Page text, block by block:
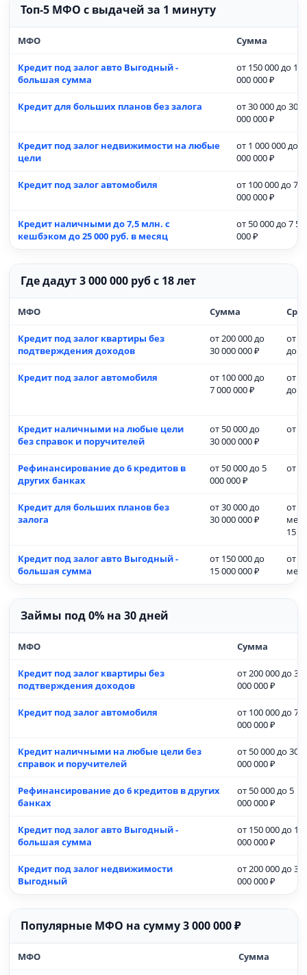
Топ-5 МФО с выдачей за 1 минуту
МФО Сумма
Кредит под залог авто Выгодный -
большая сумма
от 150 000 до 15
000 000 ₽
Кредит для больших планов без залога
от 30 000 до 30
000 000 ₽
Кредит под залог недвижимости на любые
цели
от 1 000 000 до
000 000 ₽
Кредит под залог автомобиля
от 100 000 до 7
000 000 ₽
Кредит наличными до 7,5 млн. с
кешбэком до 25 000 руб. в месяц
от 50 000 до 7
000 ₽
Где дадут 3 000 000 руб с 18 лет
МФО Сумма
Кредит под залог квартиры без
подтверждения доходов
от 200 000 до
30 000 000 ₽
от 3
до
Кредит под залог автомобиля
от 100 000 до
7 000 000 ₽
от 3
до 7
Кредит наличными на любые цели
без справок и поручителей
от 50 000 до
30 000 000 ₽
от 1
Рефинансирование до 6 кредитов в
других банках
от 50 000 до 5
000 000 ₽
от 1
Кредит для больших планов без
залога
от 30 000 до
30 000 000 ₽
от
15
Кредит под залог авто Выгодный -
большая сумма
от 150 000 до
15 000 000 ₽
от
Займы под 0% на 30 дней
МФО Сумма
Кредит под залог квартиры без
подтверждения доходов
от 200 000 до 30
000 000 ₽
Кредит под залог автомобиля
от 100 000 до 7
000 000 ₽
Кредит наличными на любые цели без
справок и поручителей
от 50 000 до 30
000 000 ₽
Рефинансирование до 6 кредитов в других
банках
от 50 000 до 5
000 000 ₽
Кредит под залог авто Выгодный -
большая сумма
от 150 000 до 15
000 000 ₽
Кредит под залог недвижимости
Выгодный
от 200 000 до 30
000 000 ₽
Популярные МФО на сумму 3 000 000 ₽
МФО Сумма